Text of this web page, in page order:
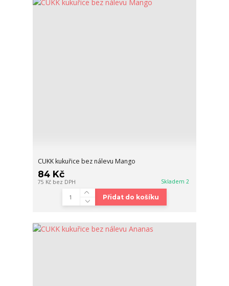
CUKK kukuřice bez nálevu Mango
84 Kč
75 Kč bez DPH Skladem 2
Přidat do košíku